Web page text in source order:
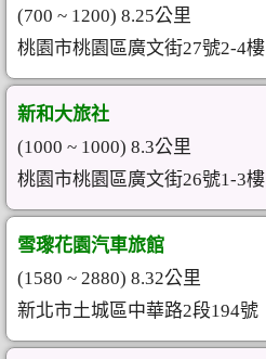
(700 ~ 1200) 8.25公里
桃園市桃園區廣文街27號2-4樓
新和大旅社
(1000 ~ 1000) 8.3公里
桃園市桃園區廣文街26號1-3樓
雪瓈花園汽車旅館
(1580 ~ 2880) 8.32公里
新北市土城區中華路2段194號